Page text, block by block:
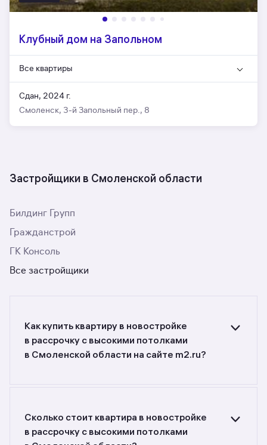
Клубный дом на Запольном
Все квартиры
Сдан, 2024 г.
Смоленск, 3-й Запольный пер., 8
Застройщики в Смоленской области
Билдинг Групп
Гражданстрой
ГК Консоль
Все застройщики
Как купить квартиру в новостройке
в рассрочку c высокими потолками
в Смоленской области на сайте m2.ru?
Воспользуйтесь фильтрами или поиском
в разделе.
Сколько стоит квартира в новостройке
в рассрочку c высокими потолками